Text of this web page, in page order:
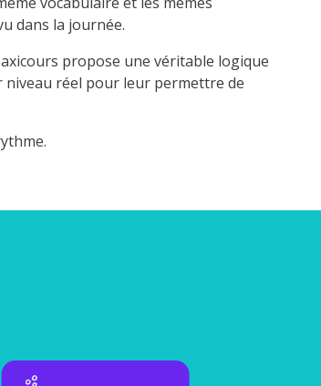
dans la journée.
propose une véritable logique
niveau réel pour leur permettre de